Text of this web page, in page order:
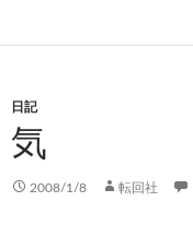
日記
気
2008/1/8 転回社